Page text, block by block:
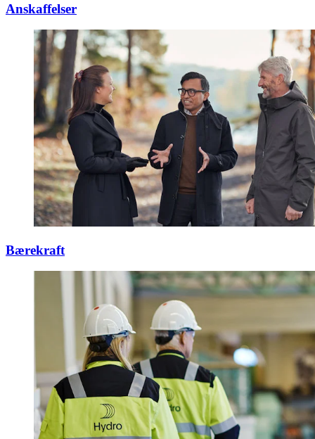
Anskaffelser
Bærekraft